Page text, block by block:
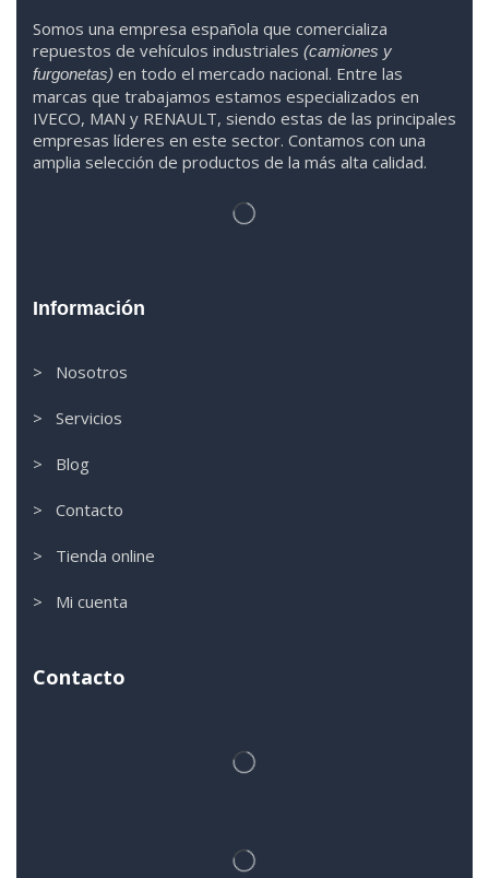
Somos una empresa española que comercializa
repuestos de vehículos industriales (camiones y
furgonetas) en todo el mercado nacional. Entre las
marcas que trabajamos estamos especializados en
IVECO, MAN y RENAULT, siendo estas de las principales
empresas líderes en este sector. Contamos con una
amplia selección de productos de la más alta calidad.
Información
> Nosotros
> Servicios
> Blog
> Contacto
> Tienda online
> Mi cuenta
Contacto